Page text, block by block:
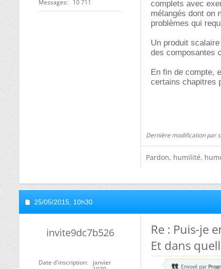
Messages 10 711
complets avec
mélangés dont on
problèmes qui
Un produit
des composantes
En fin de compte,
certains chapitres
Dernière modification par
Pardon, humilité,
25/05/2015, 10h30
invite9dc7b526
Date d'inscription
janvier
Re : Puis-je
Et dans
Envoyé par